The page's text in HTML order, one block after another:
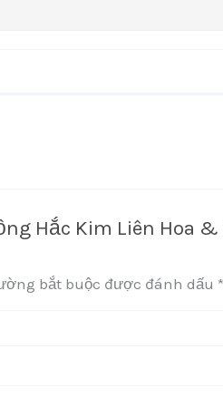
Hắc Kim Liên Hoa &
bắt buộc được đánh dấu *